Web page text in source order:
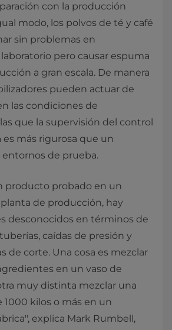
con la producción
modo, los polvos de té y café
sin problemas en
pero causar espuma
a gran escala. De manera
pueden actuar de
las condiciones de
que la supervisión del control
más rigurosa que un
entornos de prueba.
producto probado en un
de producción, hay
desconocidos en términos de
caídas de presión y
de corte. Una cosa es mezclar
en un vaso de
muy distinta mezclar una
1000 kilos o más en un
explica Mark Rumbell,